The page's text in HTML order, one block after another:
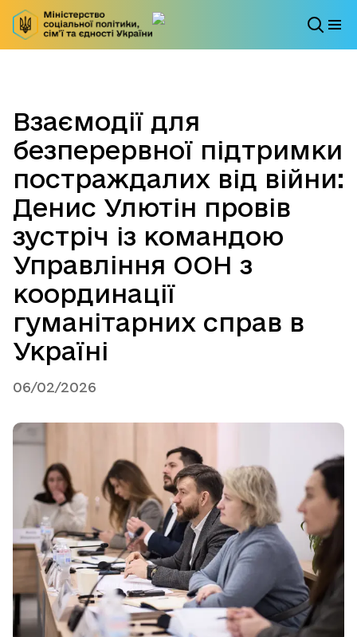
Взаємодії для
безперервної підтримки
постраждалих від війни:
Денис Улютін провів
зустріч із командою
Управління ООН з
координації
гуманітарних справ в
Україні
06/02/2026